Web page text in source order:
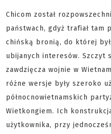
Chicom został
państwach, gdyż trafiał tam
chińską bronią, do której
ubijanych interesów. Szczyt
zawdzięcza wojnie w
różne wersje były szeroko
północnowietnamskich
Wietkongiem. Ich
użytkownika, przy